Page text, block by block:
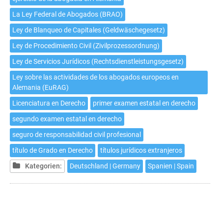
La Ley Federal de Abogados (BRAO)
Ley de Blanqueo de Capitales (Geldwäschegesetz)
Ley de Procedimiento Civil (Zivilprozessordnung)
Ley de Servicios Jurídicos (Rechtsdienstleistungsgesetz)
Ley sobre las actividades de los abogados europeos en
Alemania (EuRAG)
Licenciatura en Derecho
primer examen estatal en derecho
segundo examen estatal en derecho
seguro de responsabilidad civil profesional
título de Grado en Derecho
títulos jurídicos extranjeros
Kategorien:
Deutschland | Germany Spanien | Spain